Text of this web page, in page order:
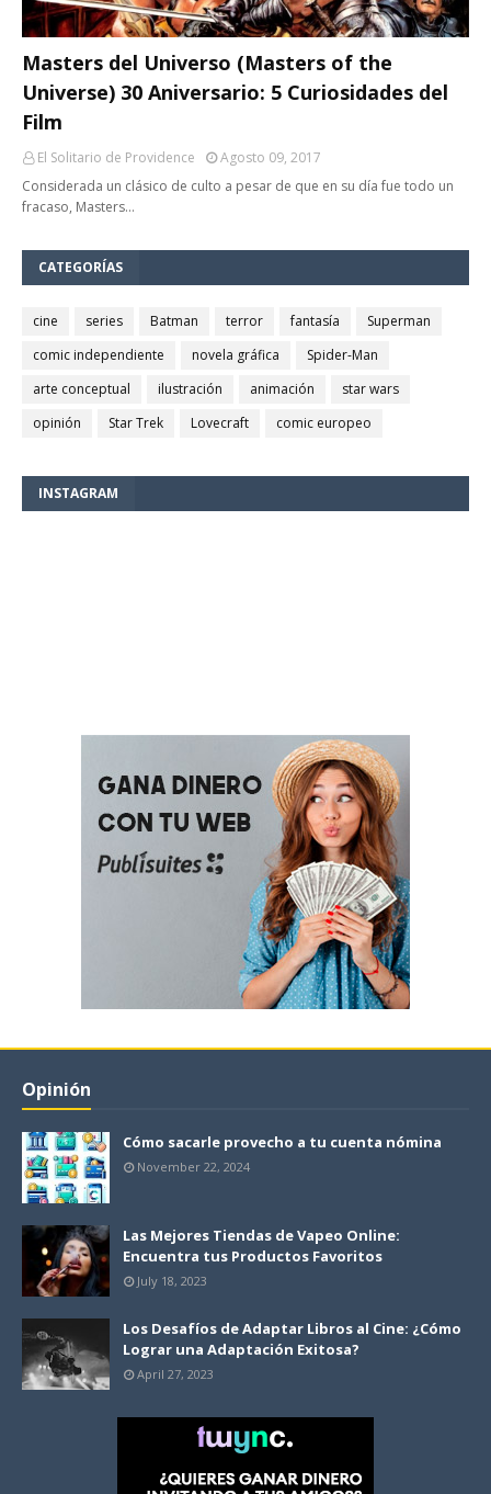
Masters del Universo (Masters of the
Universe) 30 Aniversario: 5 Curiosidades del
Film
El Solitario de Providence
Agosto 09, 2017
Considerada un clásico de culto a pesar de que en su día fue todo un
fracaso, Masters…
CATEGORÍAS
cine series Batman terror fantasía
Superman
comic independiente
novela gráfica
Spider-Man
arte conceptual
ilustración animación
star wars
opinión
Star Trek Lovecraft comic europeo
INSTAGRAM
Opinión
Cómo sacarle provecho a tu cuenta nómina
November 22, 2024
Las Mejores Tiendas de Vapeo Online:
Encuentra tus Productos Favoritos
July 18, 2023
Los Desafíos de Adaptar Libros al Cine: ¿Cómo
Lograr una Adaptación Exitosa?
April 27, 2023